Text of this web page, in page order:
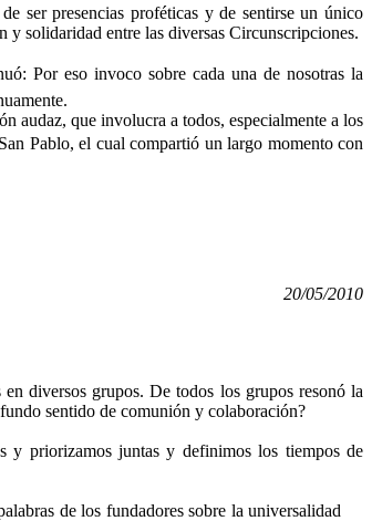
ser presencias proféticas y de sentirse un único
y solidaridad entre las diversas Circunscripciones.
Por eso invoco sobre cada una de nosotras la
audaz, que involucra a todos, especialmente a los
Pablo, el cual compartió un largo momento con
20/05/2010
diversos grupos. De todos los grupos resonó la
sentido de comunión y colaboración?
y priorizamos juntas y definimos los tiempos de
de los fundadores sobre la universalidad